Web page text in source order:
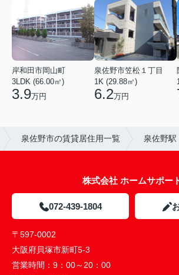
岸和田市岡山町
3LDK (66.00㎡)
3.9万円
泉佐野市笠松１丁目
1K (29.88㎡)
6.2万円
泉佐野市の賃貸居住用一覧 泉佐野駅
株式会社 ホームサポー
072-439-1804
〒597-0002
大阪府貝塚市新町5-3
営業時間： 9：00～20：00